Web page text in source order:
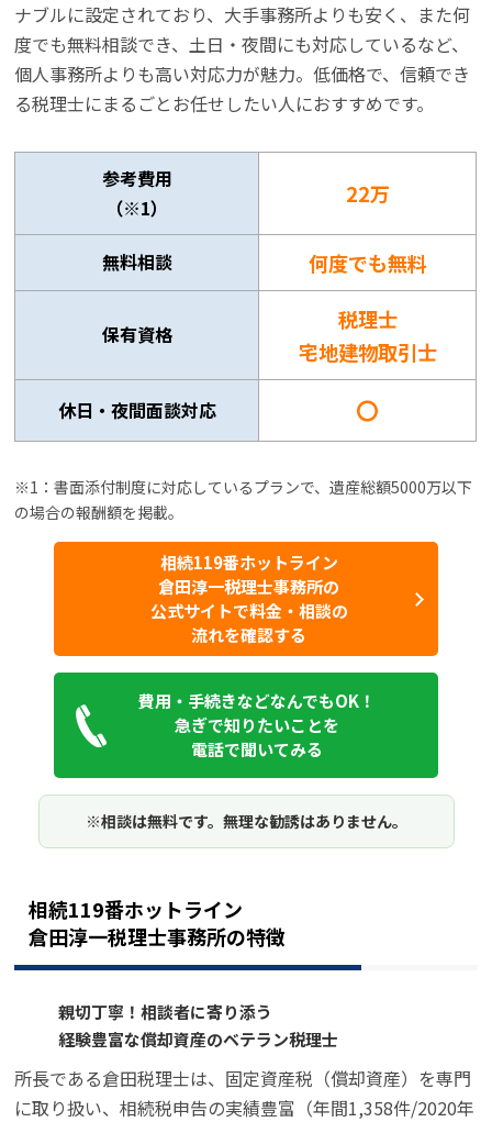
ナブルに設定されており、大手事務所よりも安く、また何
度でも無料相談でき、土日・夜間にも対応しているなど、
個人事務所よりも高い対応力が魅力。低価格で、信頼でき
る税理士にまるごとお任せしたい人におすすめです。
参考費用
（※1）
22万
無料相談 何度でも無料
保有資格
税理士
宅地建物取引士
休日・夜間面談対応 〇
※1：書面添付制度に対応しているプランで、遺産総額5000万以下
の場合の報酬額を掲載。
相続119番ホットライン
倉田淳一税理士事務所の
公式サイトで料金・相談の
流れを確認する
費用・手続きなどなんでもOK！
急ぎで知りたいことを
電話で聞いてみる
※相談は無料です。無理な勧誘はありません。
相続119番ホットライン
倉田淳一税理士事務所の特徴
親切丁寧！相談者に寄り添う
経験豊富な償却資産のベテラン税理士
所長である倉田税理士は、固定資産税（償却資産）を専門
に取り扱い、相続税申告の実績豊富（年間1,358件/2020年